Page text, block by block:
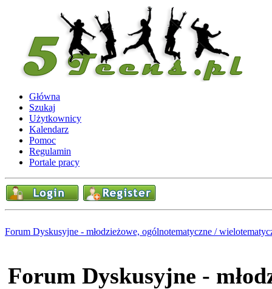
Główna
Szukaj
Użytkownicy
Kalendarz
Pomoc
Regulamin
Portale pracy
Forum Dyskusyjne - młodzieżowe, ogólnotematyczne /
Forum Dyskusyjne -